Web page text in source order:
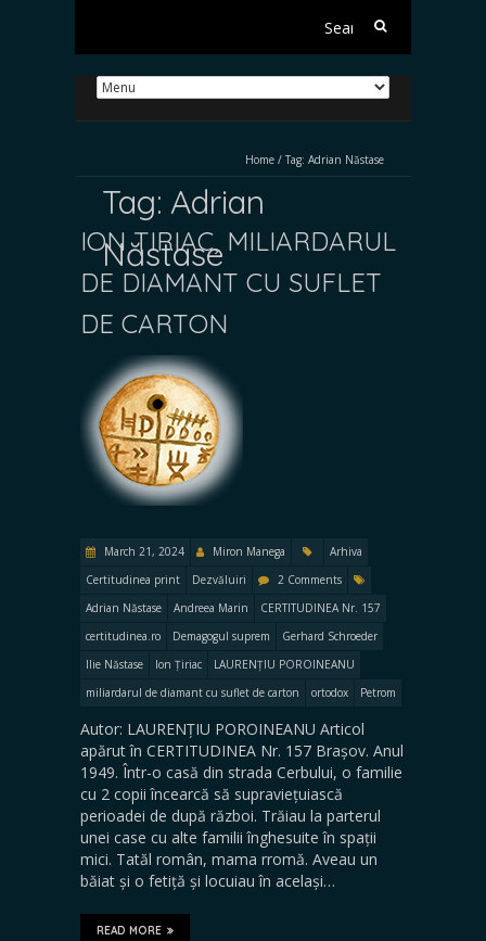
Search
Home / Tag: Adrian Năstase
Tag: Adrian
Năstase
ION ȚIRIAC, MILIARDARUL
DE DIAMANT CU SUFLET
DE CARTON
March 21, 2024 Miron Manega
Arhiva
Certitudinea print
Dezvăluiri
2 Comments
Adrian Năstase
Andreea Marin
CERTITUDINEA Nr. 157
certitudinea.ro
Demagogul suprem
Gerhard Schroeder
Ilie Năstase
Ion Țiriac
LAURENȚIU POROINEANU
miliardarul de diamant cu suflet de carton
ortodox Petrom
Autor: LAURENȚIU POROINEANU Articol
apărut în CERTITUDINEA Nr. 157 Brașov. Anul
1949. Într-o casă din strada Cerbului, o familie
cu 2 copii încearcă să supraviețuiască
perioadei de după război. Trăiau la parterul
unei case cu alte familii înghesuite în spații
mici. Tatăl român, mama rromă. Aveau un
băiat și o fetiță și locuiau în același…
READ MORE